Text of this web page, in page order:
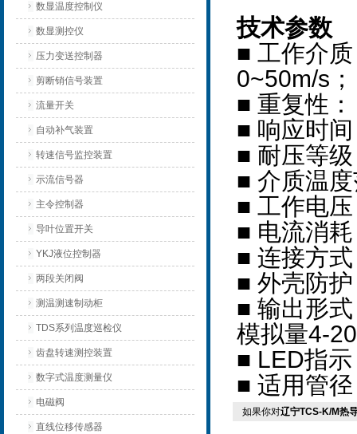
数显温度控制仪
数显测控仪
压力变送控制器
剪断销信号装置
流量开关
自动补气装置
转速信号监控装置
示流信号器
主令控制器
导叶位置开关
YKJ液位控制器
两段关闭阀
测温测速制动柜
TDS系列温度巡检仪
齿盘转速测控装置
数字式温度测量仪
电磁阀
直线位移传感器
技术参数
■ 工作介
0~50m/s；
■ 重复性
■ 响应时
■ 耐压等
■ 介质温
■ 工作电
■ 电流消
■ 连接方
■ 外壳防
■ 输出形
模拟量4-
■ LED指
■ 适用管
如果你对辽宁TCS-K/M热